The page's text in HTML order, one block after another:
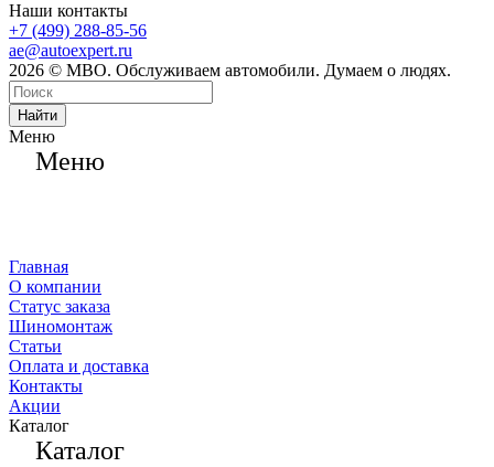
Наши контакты
+7 (499) 288-85-56
ae@autoexpert.ru
2026 © МВО. Обслуживаем автомобили. Думаем о людях.
Найти
Меню
Меню
Главная
О компании
Статус заказа
Шиномонтаж
Статьи
Оплата и доставка
Контакты
Акции
Каталог
Каталог